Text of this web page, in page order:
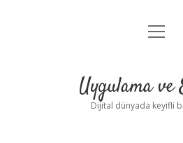
Anasayfa
Yasal
menüyü
Uygulama ve
Dijital dünyada keyifli